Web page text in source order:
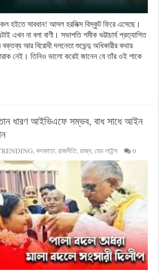
হইতে সাবধান! আসল হরলিক্স বিস্কুট ফিরে এসেছে।
এখন না বলা বাণী। সভাপতি শমীক ভট্টাচার্য প্রত্যাশিত
আর বিরোধী দলনেতা শুভেন্দু অধিকারীর কথার
নেই। তিনিও ভালো করেই জানেন যে তাঁর ওই শাকে
ধারণ আইভিএফে সম্ভব, বাধ সাধে আইন
,কলকাতা,রাজনীতি,রাজ্য,হেড লাইন্স 0